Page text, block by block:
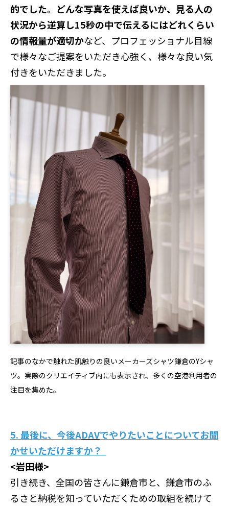
的でした。どんな写真を使えば良いか、見る人の
状況から逆算し15秒の中で伝えるにはどれくらい
の情報量が適切かなど、プロフェッショナル目線
で様々なご提案をいただき心強く、様々な良い気
付きをいただきました。
記事のなかで触れた肌触りの良いメーカーズシャツ鎌倉のYシャ
ツ。実際のクリエイティブ内にも表示され、多くの空港利用者の
注目を集めた。
5. 最後に、今後ADAVでやりたいことについてお聞
かせいただけますか？
<岩田様>
引き続き、全国の皆さんに鎌倉市と、鎌倉市のふ
るさと納税を知っていただくための取組を続けて